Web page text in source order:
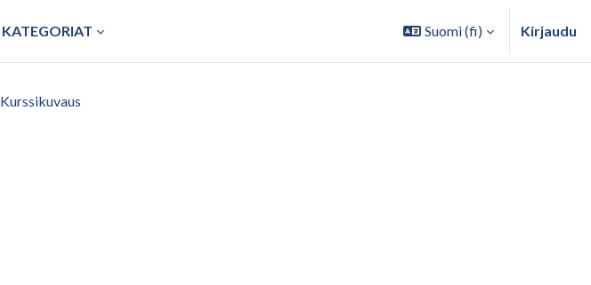
KATEGORIAT Suomi ‎(fi)‎ Kirjaudu
Kurssikuvaus